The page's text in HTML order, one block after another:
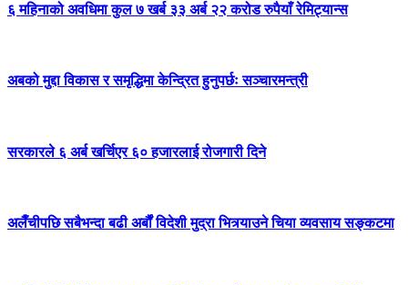
६ महिनाको अवधिमा कुल ७ खर्ब ३३ अर्ब २२ करोड रुपैयाँ रेमिट्यान्स
अबको मुद्दा विकास र समृद्धिमा केन्द्रित हुनुपर्छः सञ्चारमन्त्री
सरकारले ६ अर्ब खर्चिएर ६० हजारलाई रोजगारी दिने
अलैँचीपछि सबैभन्दा बढी अर्बौं विदेशी मुद्रा भित्र्याउने चिया व्यवसाय सङ्कटमा